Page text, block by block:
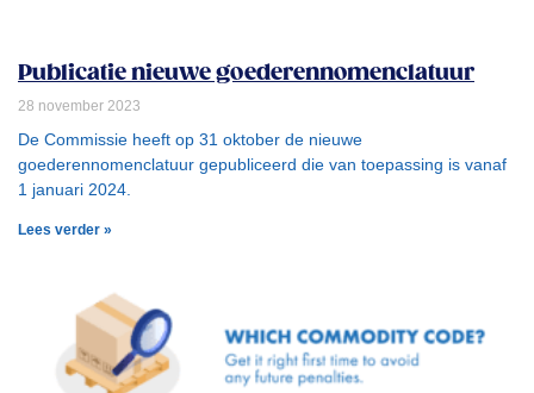
Publicatie nieuwe goederennomenclatuur
28 november 2023
De Commissie heeft op 31 oktober de nieuwe
goederennomenclatuur gepubliceerd die van toepassing is vanaf
1 januari 2024.
Lees verder »